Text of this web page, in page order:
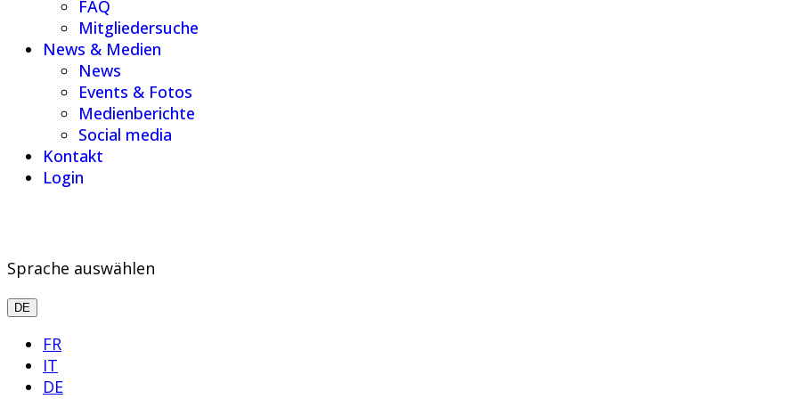
FAQ
Mitgliedersuche
News & Medien
News
Events & Fotos
Medienberichte
Social media
Kontakt
Login
Sprache auswählen
DE
FR
IT
DE